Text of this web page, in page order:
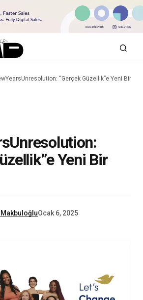
“Gerçek Güzellik”e Yeni Bir
Yeni Bir
Ocak 6, 2025